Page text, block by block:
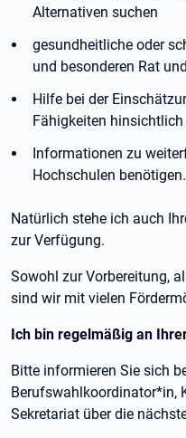
Alternativen suchen
gesundheitliche oder
und besonderen Rat
Hilfe bei der
Fähigkeiten
Informationen zu
Hochschulen benötigen.
Natürlich stehe ich auch
zur Verfügung.
Sowohl zur Vorbereitung,
sind wir mit vielen
Ich bin regelmäßig an
Bitte informieren Sie sich
Berufswahlkoordinator*in,
Sekretariat über die